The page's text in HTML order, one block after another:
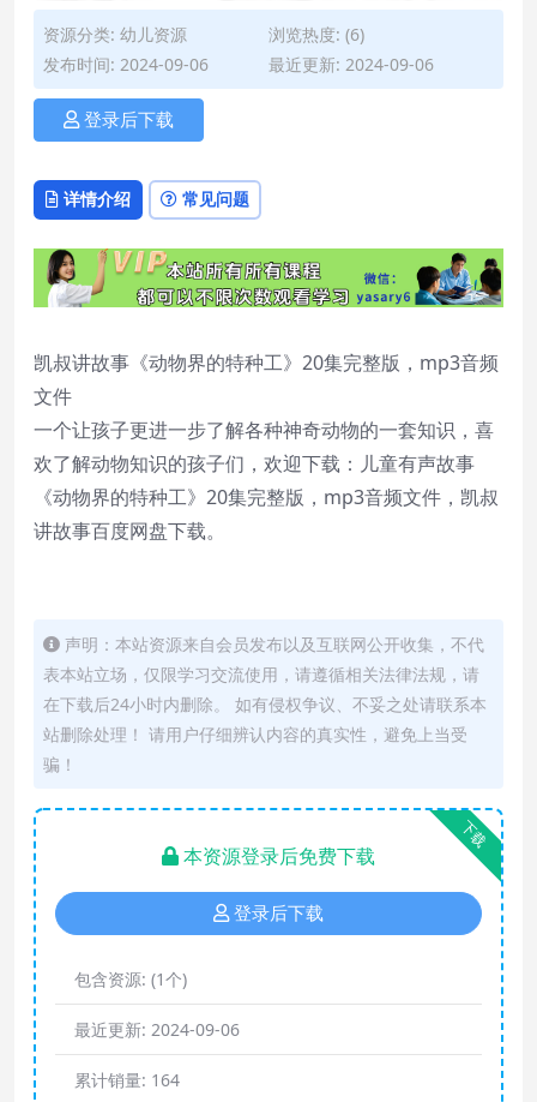
资源分类: 幼儿资源
浏览热度: (6)
发布时间: 2024-09-06
最近更新: 2024-09-06
登录后下载
详情介绍 常见问题
凯叔讲故事《动物界的特种工》20集完整版，mp3音频
文件
一个让孩子更进一步了解各种神奇动物的一套知识，喜
欢了解动物知识的孩子们，欢迎下载：儿童有声故事
《动物界的特种工》20集完整版，mp3音频文件，凯叔
讲故事百度网盘下载。
声明：本站资源来自会员发布以及互联网公开收集，不代
表本站立场，仅限学习交流使用，请遵循相关法律法规，请
在下载后24小时内删除。 如有侵权争议、不妥之处请联系本
站删除处理！ 请用户仔细辨认内容的真实性，避免上当受
骗！
下载
本资源登录后免费下载
登录后下载
包含资源: (1个)
最近更新: 2024-09-06
累计销量: 164